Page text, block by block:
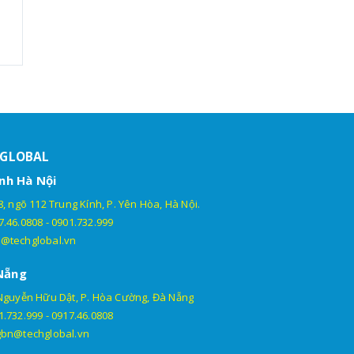
Hà Nội
ngõ 112 Trung Kính, P. Yên Hòa, Hà Nội.
-0901.732.999
Hữu Dật, P. Hòa Cường, Đà Nẵng
-0917.46.0808